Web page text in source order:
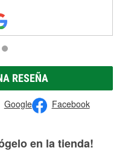
RESEÑA
Google Facebook
en la tienda!